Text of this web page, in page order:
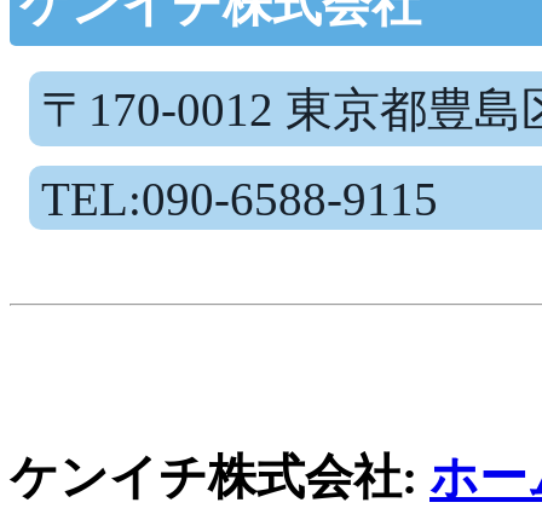
〒170-0012 東京都豊
TEL:090-6588-9115
ケンイチ株式会社: ホー